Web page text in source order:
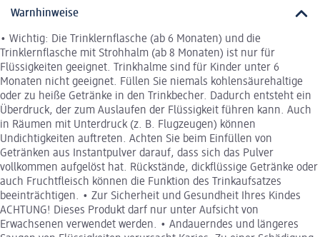
Warnhinweise
• Wichtig: Die Trinklernflasche (ab 6 Monaten) und die
Trinklernflasche mit Strohhalm (ab 8 Monaten) ist nur für
Flüssigkeiten geeignet. Trinkhalme sind für Kinder unter 6
Monaten nicht geeignet. Füllen Sie niemals kohlensäurehaltige
oder zu heiße Getränke in den Trinkbecher. Dadurch entsteht ein
Überdruck, der zum Auslaufen der Flüssigkeit führen kann. Auch
in Räumen mit Unterdruck (z. B. Flugzeugen) können
Undichtigkeiten auftreten. Achten Sie beim Einfüllen von
Getränken aus Instantpulver darauf, dass sich das Pulver
vollkommen aufgelöst hat. Rückstände, dickflüssige Getränke oder
auch Fruchtfleisch können die Funktion des Trinkaufsatzes
beeinträchtigen. • Zur Sicherheit und Gesundheit Ihres Kindes
ACHTUNG! Dieses Produkt darf nur unter Aufsicht von
Erwachsenen verwendet werden. • Andauerndes und längeres